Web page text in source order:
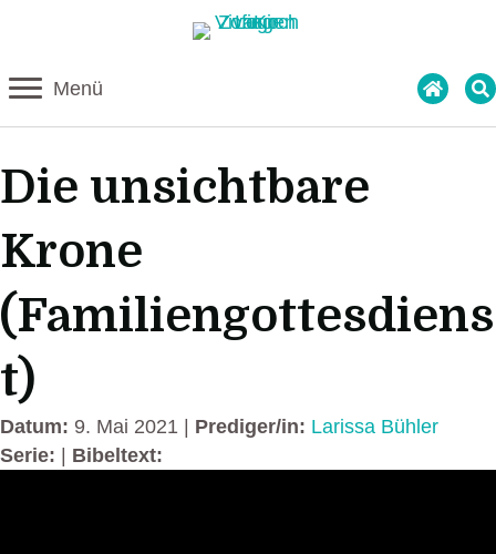
Menü
Die unsichtbare
Krone
(Familiengottesdiens
t)
Datum: 9. Mai 2021 | Prediger/in: Larissa Bühler
Serie:
Bibeltext: